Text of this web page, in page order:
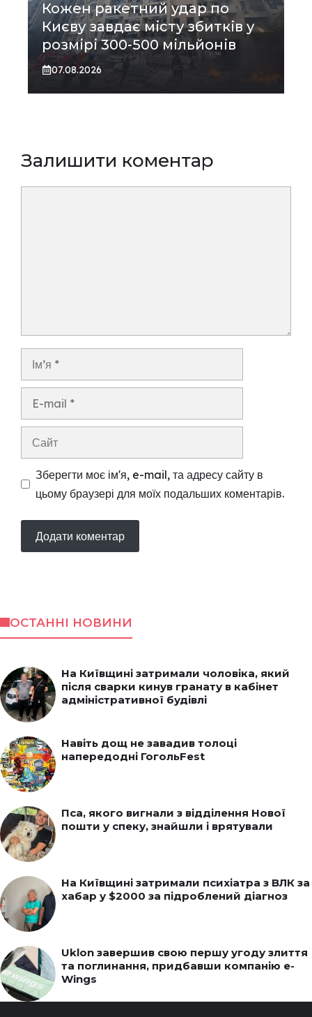
Кожен ракетний удар по
Києву завдає місту збитків у
розмірі 300-500 мільйонів
07.08.2026
Залишити коментар
Зберегти моє ім'я, e-mail, та адресу сайту в
цьому браузері для моїх подальших коментарів.
ОСТАННІ НОВИНИ
На Київщині затримали чоловіка, який
після сварки кинув гранату в кабінет
адміністративної будівлі
Навіть дощ не завадив толоці
напередодні ГогольFest
Пса, якого вигнали з відділення Нової
пошти у спеку, знайшли і врятували
На Київщині затримали психіатра з ВЛК за
хабар у $2000 за підроблений діагноз
Uklon завершив свою першу угоду злиття
та поглинання, придбавши компанію e-
Wings